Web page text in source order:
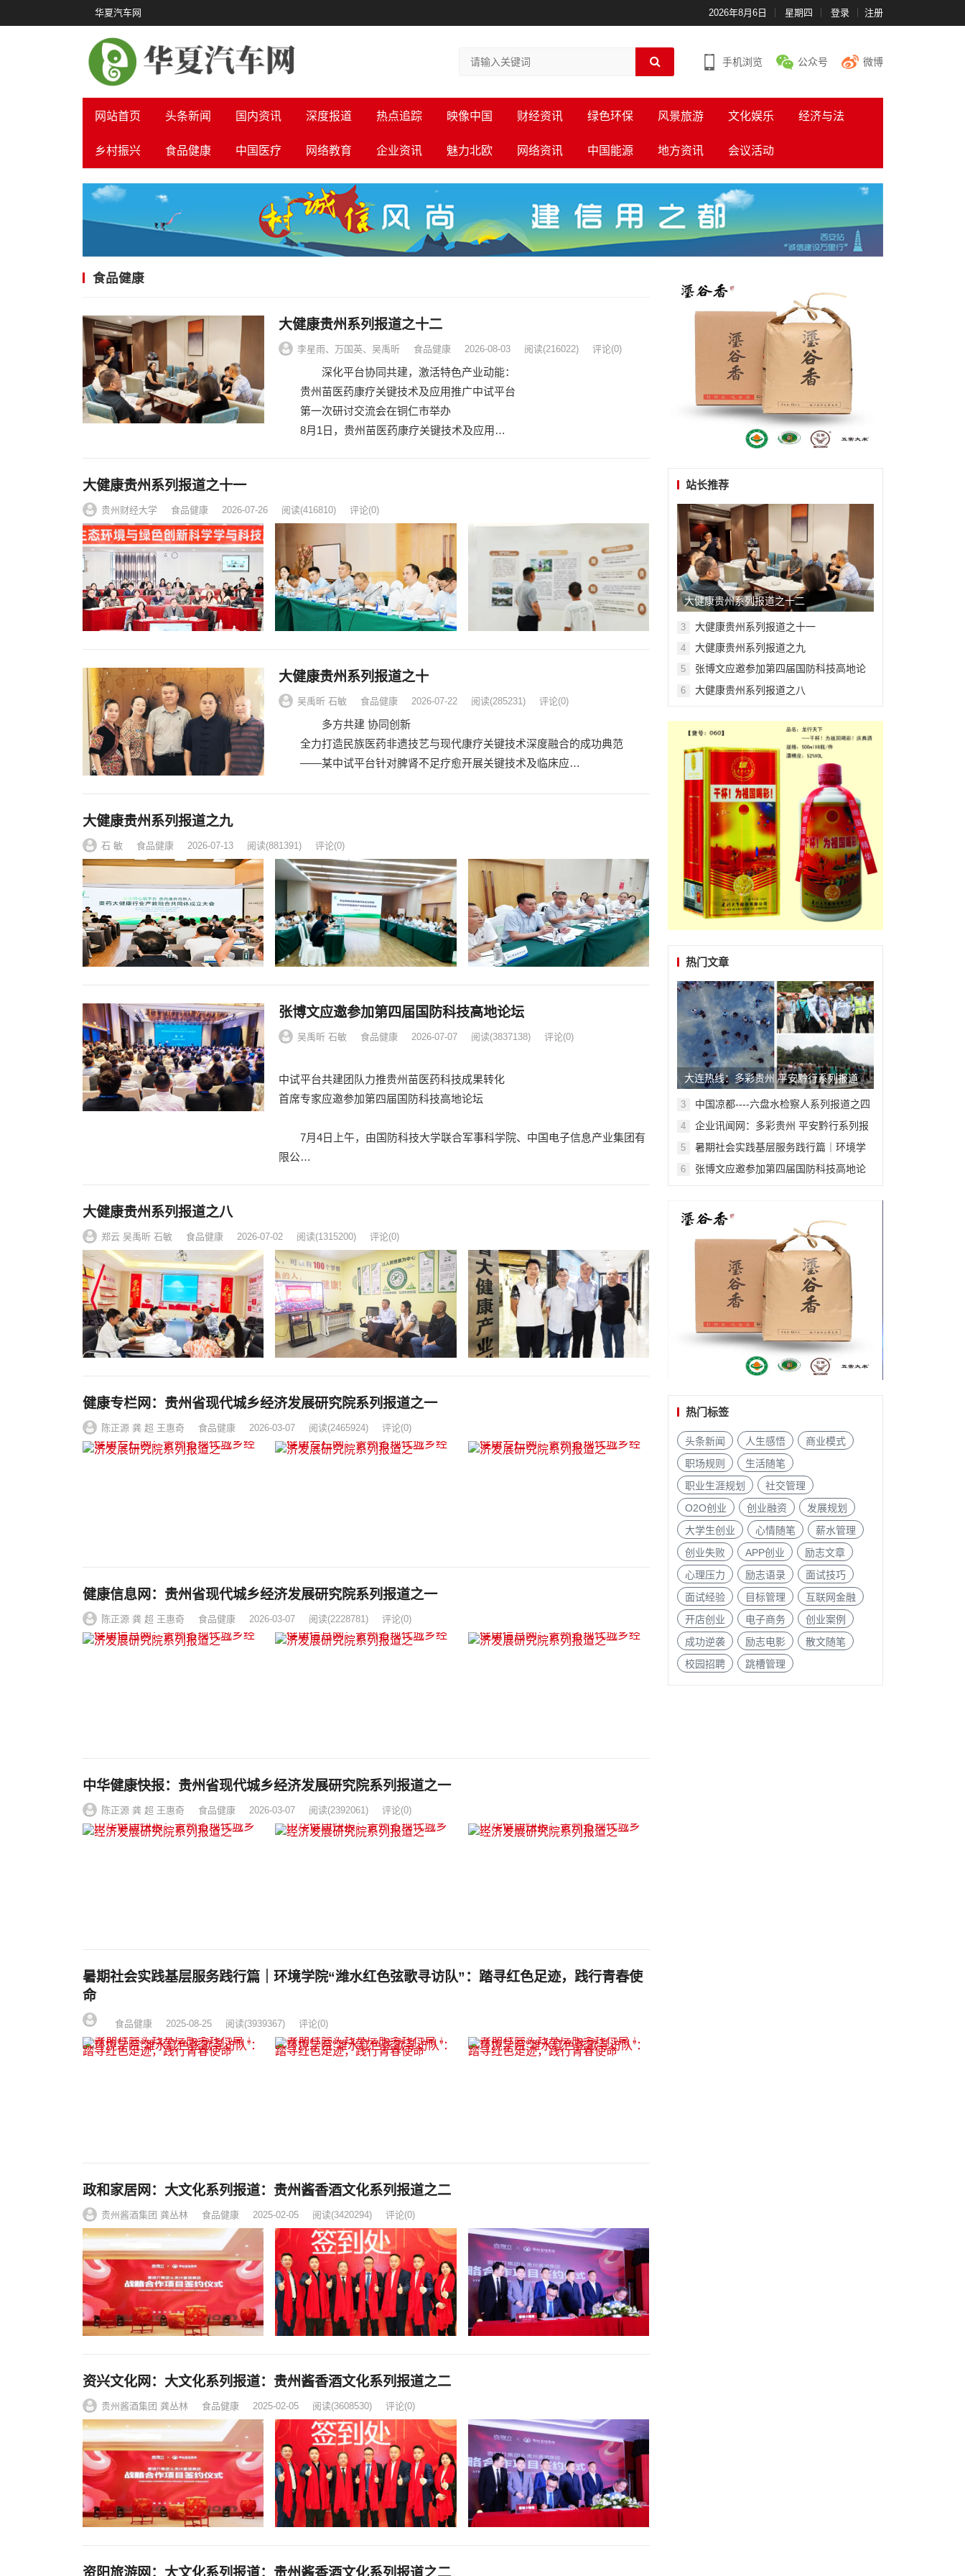
华夏汽车网 2026年8月6日 星期四 登录 注册
手机浏览 公众号 微博
网站首页 头条新闻 国内资讯 深度报道 热点追踪 映像中国 财经资讯 绿色环保 风景旅游 文化娱乐 经济与法
乡村振兴 食品健康 中国医疗 网络教育 企业资讯 魅力北欧 网络资讯 中国能源 地方资讯 会议活动
食品健康
大健康贵州系列报道之十二
李星雨、万国英、吴禹昕 食品健康 2026-08-03 阅读(216022) 评论(0)
深化平台协同共建，激活特色产业动能：
贵州苗医药康疗关键技术及应用推广中试平台
第一次研讨交流会在铜仁市举办
8月1日，贵州苗医药康疗关键技术及应用…
大健康贵州系列报道之十一
贵州财经大学 食品健康 2026-07-26 阅读(416810) 评论(0)
大健康贵州系列报道之十
吴禹昕 石敏 食品健康 2026-07-22 阅读(285231) 评论(0)
多方共建 协同创新
全力打造民族医药非遗技艺与现代康疗关键技术深度融合的成功典范
——某中试平台针对脾肾不足疗愈开展关键技术及临床应…
大健康贵州系列报道之九
石 敏 食品健康 2026-07-13 阅读(881391) 评论(0)
张博文应邀参加第四届国防科技高地论坛
吴禹昕 石敏 食品健康 2026-07-07 阅读(3837138) 评论(0)
中试平台共建团队力推贵州苗医药科技成果转化
首席专家应邀参加第四届国防科技高地论坛
7月4日上午，由国防科技大学联合军事科学院、中国电子信息产业集团有
限公…
大健康贵州系列报道之八
郑云 吴禹昕 石敏 食品健康 2026-07-02 阅读(1315200) 评论(0)
健康专栏网：贵州省现代城乡经济发展研究院系列报道之一
陈正源 龚 超 王惠奇 食品健康 2026-03-07 阅读(2465924) 评论(0)
健康信息网：贵州省现代城乡经济发展研究院系列报道之一
陈正源 龚 超 王惠奇 食品健康 2026-03-07 阅读(2228781) 评论(0)
中华健康快报：贵州省现代城乡经济发展研究院系列报道之一
陈正源 龚 超 王惠奇 食品健康 2026-03-07 阅读(2392061) 评论(0)
暑期社会实践基层服务践行篇｜环境学院“潍水红色弦歌寻访队”：踏寻红色足迹，践行青春使
命
食品健康 2025-08-25 阅读(3939367) 评论(0)
政和家居网：大文化系列报道：贵州酱香酒文化系列报道之二
贵州酱酒集团 龚丛林 食品健康 2025-02-05 阅读(3420294) 评论(0)
资兴文化网：大文化系列报道：贵州酱香酒文化系列报道之二
贵州酱酒集团 龚丛林 食品健康 2025-02-05 阅读(3608530) 评论(0)
站长推荐
大健康贵州系列报道之十二
3 大健康贵州系列报道之十一
4 大健康贵州系列报道之九
5
张博文应邀参加第四届国防科技高地论
6 大健康贵州系列报道之八
热门文章
大连热线：多彩贵州 平安黔行系列报道
之九十九
3
中国凉都----六盘水检察人系列报道之四
4
企业讯闻网：多彩贵州 平安黔行系列报
5
暑期社会实践基层服务践行篇｜环境学
迹，践行青春使命
6
张博文应邀参加第四届国防科技高地论
热门标签
头条新闻 人生感悟
商业模式
职场规则
生活随笔
职业生涯规划
社交管理
O2O创业
创业融资
发展规划
大学生创业
心情随笔
薪水管理
创业失败
APP创业
励志文章
心理压力
励志语录
面试技巧
面试经验
目标管理
互联网金融
开店创业
电子商务
创业案例
成功逆袭
励志电影
散文随笔
校园招聘
跳槽管理